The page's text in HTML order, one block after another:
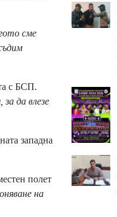
сме
с БСП.
да влезе
западна
полет
на